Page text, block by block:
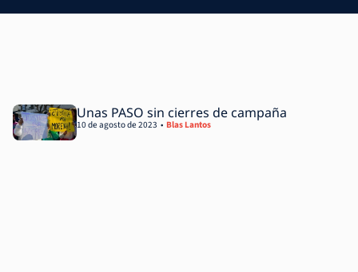
Unas PASO sin cierres de campaña
Blas Lantos
10 de agosto de 2023